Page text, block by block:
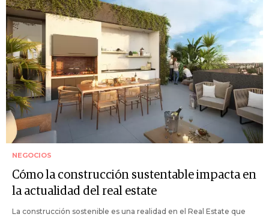
NEGOCIOS
Cómo la construcción sustentable impacta en
la actualidad del real estate
La construcción sostenible es una realidad en el Real Estate que